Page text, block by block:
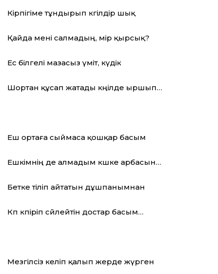
Кірпігіме тұндырып көгілдір шық
Қайда мені салмадың, өмір қырсық?
Ес білгелі мазасыз үміт, күдік
Шортан құсап жатады көңілде ыршып…
Еш ортаға сыймаса қошқар басым
Ешкімнің де алмадым көшке арбасын…
Бетке тіліп айтатын дұшпанымнан
Көп көпіріп сөйлейтін достар басым…
Мезгілсіз келіп қалып жерде жүрген